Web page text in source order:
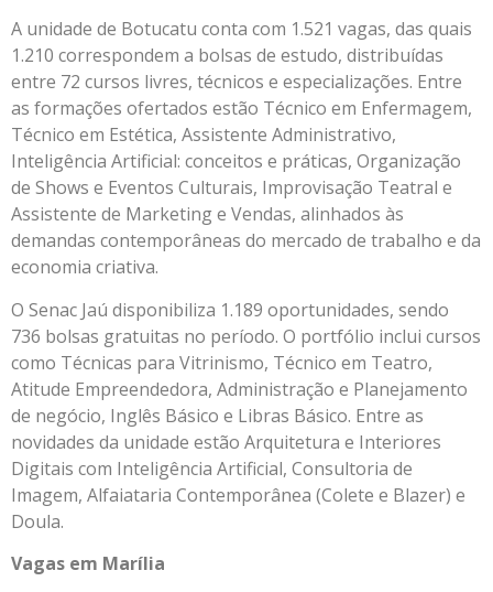
A unidade de Botucatu conta com 1.521 vagas, das quais
1.210 correspondem a bolsas de estudo, distribuídas
entre 72 cursos livres, técnicos e especializações. Entre
as formações ofertados estão Técnico em Enfermagem,
Técnico em Estética, Assistente Administrativo,
Inteligência Artificial: conceitos e práticas, Organização
de Shows e Eventos Culturais, Improvisação Teatral e
Assistente de Marketing e Vendas, alinhados às
demandas contemporâneas do mercado de trabalho e da
economia criativa.
O Senac Jaú disponibiliza 1.189 oportunidades, sendo
736 bolsas gratuitas no período. O portfólio inclui cursos
como Técnicas para Vitrinismo, Técnico em Teatro,
Atitude Empreendedora, Administração e Planejamento
de negócio, Inglês Básico e Libras Básico. Entre as
novidades da unidade estão Arquitetura e Interiores
Digitais com Inteligência Artificial, Consultoria de
Imagem, Alfaiataria Contemporânea (Colete e Blazer) e
Doula.
Vagas em Marília